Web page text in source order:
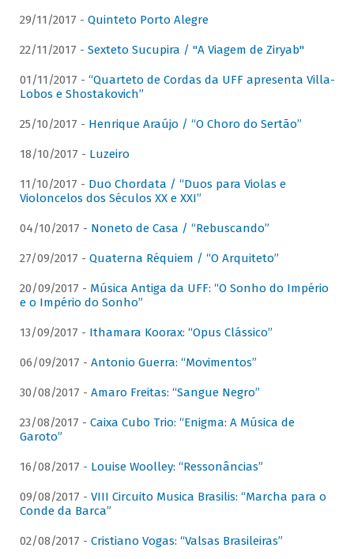
29/11/2017 - Quinteto Porto Alegre
22/11/2017 - Sexteto Sucupira / "A Viagem de Ziryab"
01/11/2017 - “Quarteto de Cordas da UFF apresenta Villa-
Lobos e Shostakovich”
25/10/2017 - Henrique Araújo / “O Choro do Sertão”
18/10/2017 - Luzeiro
11/10/2017 - Duo Chordata / “Duos para Violas e
Violoncelos dos Séculos XX e XXI”
04/10/2017 - Noneto de Casa / “Rebuscando”
27/09/2017 - Quaterna Réquiem / “O Arquiteto”
20/09/2017 - Música Antiga da UFF: “O Sonho do Império
e o Império do Sonho”
13/09/2017 - Ithamara Koorax: “Opus Clássico”
06/09/2017 - Antonio Guerra: “Movimentos”
30/08/2017 - Amaro Freitas: “Sangue Negro”
23/08/2017 - Caixa Cubo Trio: “Enigma: A Música de
Garoto”
16/08/2017 - Louise Woolley: “Ressonâncias”
09/08/2017 - VIII Circuito Musica Brasilis: “Marcha para o
Conde da Barca”
02/08/2017 - Cristiano Vogas: “Valsas Brasileiras”